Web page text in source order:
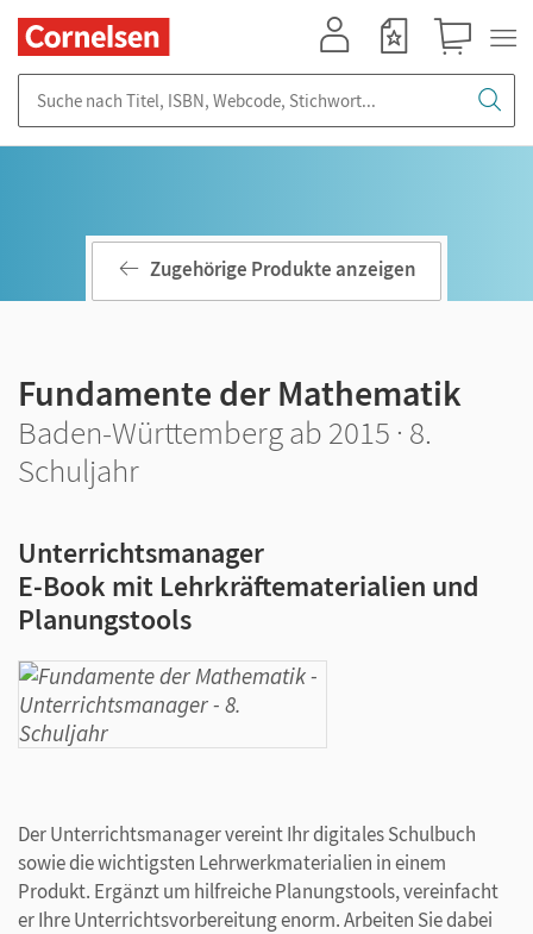
Zugehörige Produkte anzeigen
Fundamente der Mathematik
Baden-Württemberg ab 2015 · 8.
Schuljahr
Unterrichtsmanager
E-Book mit Lehrkräftematerialien und
Planungstools
Der Unterrichtsmanager vereint Ihr digitales Schulbuch
sowie die wichtigsten Lehrwerkmaterialien in einem
Produkt. Ergänzt um hilfreiche Planungstools, vereinfacht
er Ihre Unterrichtsvorbereitung enorm. Arbeiten Sie dabei